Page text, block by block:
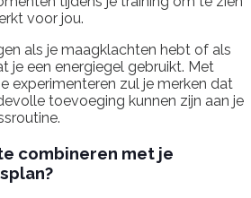
voor jou.
als je maagklachten hebt of als
je een energiegel gebruikt. Met
experimenteren zul je merken dat
toevoeging kunnen zijn aan je
combineren met je